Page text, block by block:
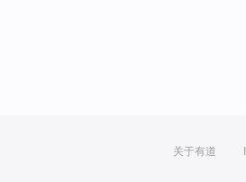
关于有道